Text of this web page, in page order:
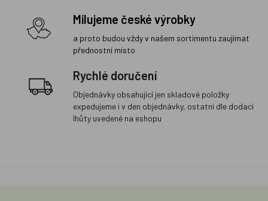
Milujeme české výrobky
a proto budou vždy v našem sortimentu zaujímat
přednostní místo
Rychlé doručení
Objednávky obsahující jen skladové položky
expedujeme i v den objednávky, ostatní dle dodací
lhůty uvedené na eshopu